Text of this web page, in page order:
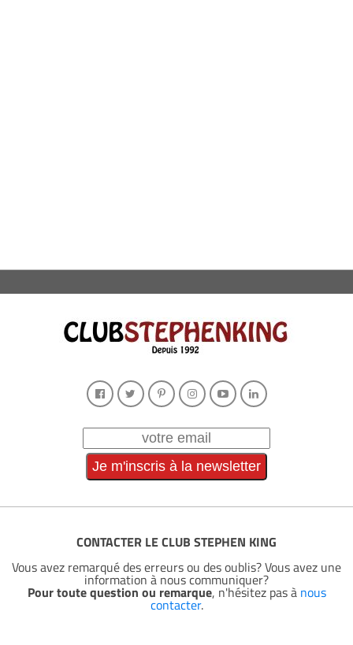
CONTACTER LE CLUB STEPHEN KING
Vous avez remarqué des erreurs ou des oublis? Vous avez une
information à nous communiquer?
Pour toute question ou remarque, n'hésitez pas à nous
contacter.